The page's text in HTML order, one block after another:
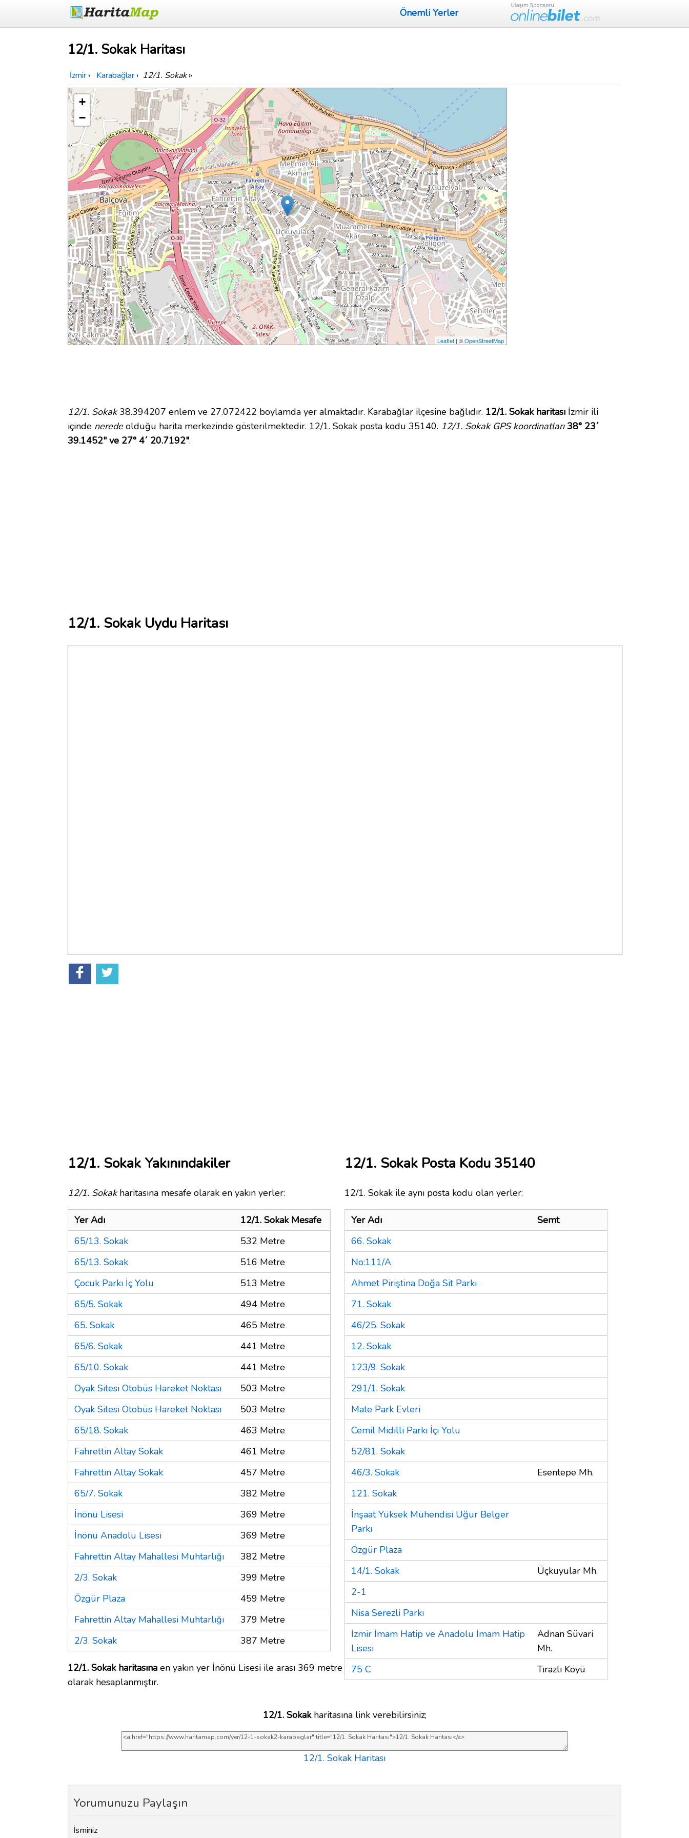
Önemli Yerler
12/1. Sokak Haritası
İzmir › Karabağlar › 12/1. Sokak»
+
−
Leaflet | ©OpenStreetMap
12/1. Sokak38.394207 enlem ve 27.072422 boylamda yer almaktadır. Karabağlar ilçesine bağlıdır. 12/1. Sokak haritası İzmir ili
içinde neredeolduğu harita merkezinde gösterilmektedir. 12/1. Sokak posta kodu 35140. 12/1. Sokak GPS koordinatları 38° 23´
39.1452" ve 27° 4´ 20.7192".
12/1. Sokak Uydu Haritası
12/1. Sokak Yakınındakiler
12/1. Sokakharitasına mesafe olarak en yakın yerler:
Yer Adı
12/1. Sokak Mesafe
65/13. Sokak
532 Metre
65/13. Sokak
516 Metre
Çocuk Parkı İç Yolu
513 Metre
65/5. Sokak
494 Metre
65. Sokak
465 Metre
65/6. Sokak
441 Metre
65/10. Sokak
441 Metre
Oyak Sitesi Otobüs Hareket Noktası
503 Metre
Oyak Sitesi Otobüs Hareket Noktası
503 Metre
65/18. Sokak
463 Metre
Fahrettin Altay Sokak
461 Metre
Fahrettin Altay Sokak
457 Metre
65/7. Sokak
382 Metre
İnönü Lisesi
369 Metre
İnönü Anadolu Lisesi
369 Metre
Fahrettin Altay Mahallesi Muhtarlığı
382 Metre
2/3. Sokak
399 Metre
Özgür Plaza
459 Metre
Fahrettin Altay Mahallesi Muhtarlığı
379 Metre
2/3. Sokak
387 Metre
12/1. Sokak haritasına en yakın yer İnönü Lisesi ile arası 369 metre
olarak hesaplanmıştır.
12/1. Sokak Posta Kodu 35140
12/1. Sokak ile aynı posta kodu olan yerler:
Yer Adı
Semt
66. Sokak
No:111/A
Ahmet Piriştina Doğa Sit Parkı
71. Sokak
46/25. Sokak
12. Sokak
123/9. Sokak
291/1. Sokak
Mate Park Evleri
Cemil Midilli Parkı İçi Yolu
52/81. Sokak
46/3. Sokak
Esentepe Mh.
121. Sokak
İnşaat Yüksek Mühendisi Uğur Belger
Parkı
Özgür Plaza
14/1. Sokak
Üçkuyular Mh.
2-1
Nisa Serezli Parkı
İzmir İmam Hatip ve Anadolu İmam Hatip
Lisesi
Adnan Süvari
Mh.
75 C
Tırazlı Köyü
12/1. Sokakharitasına link verebilirsiniz;
12/1. Sokak Haritası
Yorumunuzu Paylaşın
İsminiz